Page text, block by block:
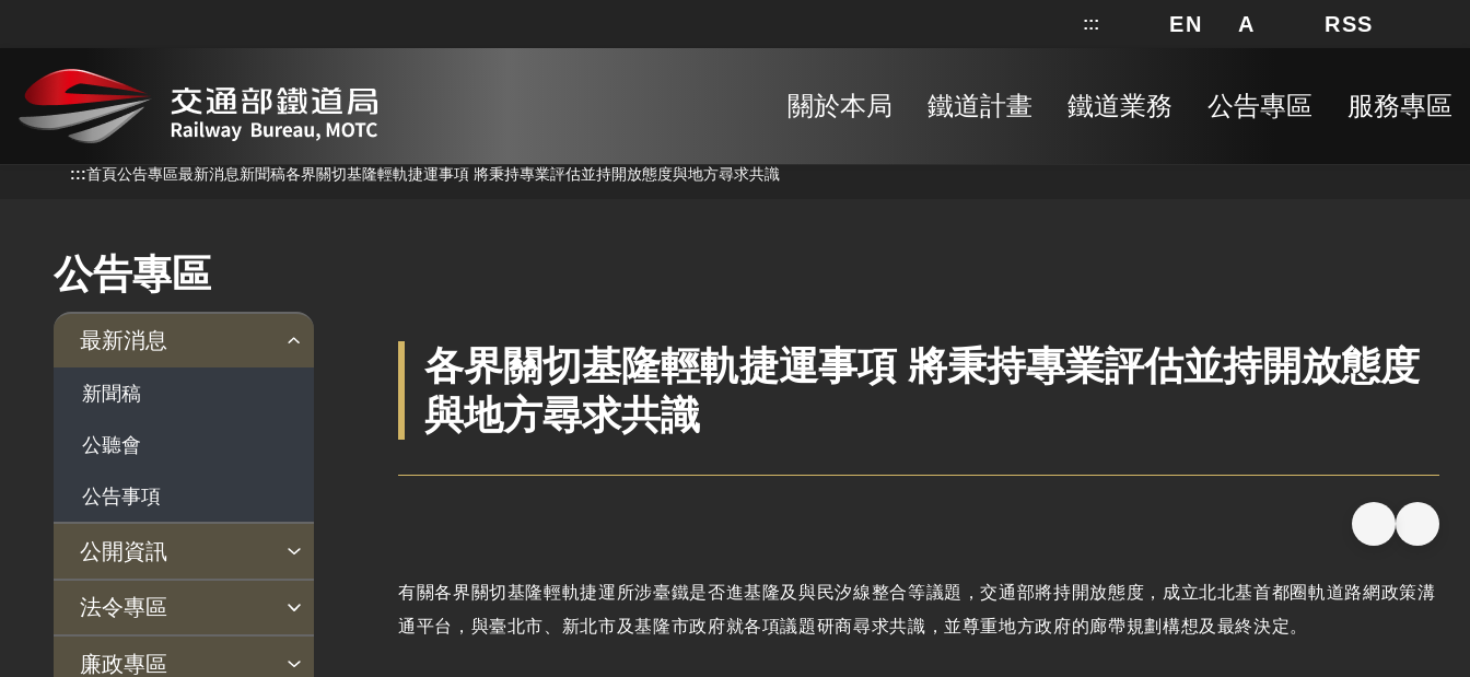
::: 網站地圖
EN A 局長信箱
RSS
關於本局 鐵道計畫 鐵道業務 公告專區 服務專區
:::首頁公告專區最新消息新聞稿各界關切基隆輕軌捷運事項 將秉持專業評估並持開放態度與地方尋求共識
公告專區
最新消息
新聞稿
公聽會
公告事項
公開資訊
主動公開政府資訊專區
法律及法規命令
個人資料保護專區
Open Data專區
出版品專區
雙語詞彙專區
生態檢核專區
用地取得行政透明專區
用地公告
臺鐵局撥入資產債務基金
專區
法令專區
法令查詢
解釋性規定及裁量基準
法令英譯徵集意見專區
訴願文件下載
相關實務判解
相關網站資源
廉政專區
各界關切基隆輕軌捷運事項 將秉持專業評估並持開放態度
與地方尋求共識
有關各界關切基隆輕軌捷運所涉臺鐵是否進基隆及與民汐線整合等議題，交通部將持開放態度，成立北北基首都圈軌道路網政策溝
通平台，與臺北市、新北市及基隆市政府就各項議題研商尋求共識，並尊重地方政府的廊帶規劃構想及最終決定。